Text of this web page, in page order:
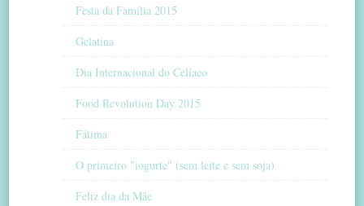
Festa da Família 2015
Gelatina
Dia Internacional do Celíaco
Food Revolution Day 2015
Fátima
O primeiro "iogurte" (sem leite e sem soja)
Feliz dia da Mãe